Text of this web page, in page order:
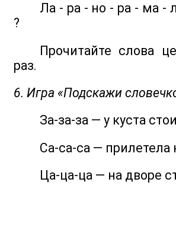
Ла - ра - но - ра - ма -
?
Прочитайте слова
раз.
6. Игра «Подскажи
За-за-за — у куста
Са-са-са — прилетела
Ца-ца-ца — на дворе